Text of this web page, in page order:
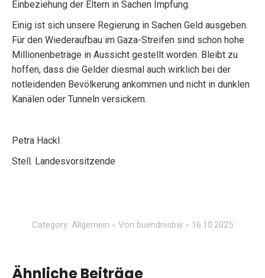
Einbeziehung der Eltern in Sachen Impfung.
Einig ist sich unsere Regierung in Sachen Geld ausgeben.
Für den Wiederaufbau im Gaza-Streifen sind schon hohe
Millionenbeträge in Aussicht gestellt worden. Bleibt zu
hoffen, dass die Gelder diesmal auch wirklich bei der
notleidenden Bevölkerung ankommen und nicht in dunklen
Kanälen oder Tunneln versickern.
Petra Hackl
Stell. Landesvorsitzende
Category: Allgemein Von buendnisbw 16.10.2025
Ähnliche Beiträge